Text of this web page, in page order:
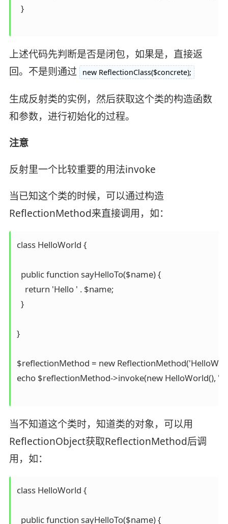
  }
上述代码先判断是否是闭包，如果是，直接返
回。不是则通过
new ReflectionClass($concrete);
生成反射类的实例，然后获取这个类的构造函数
和参数，进行初始化的过程。
注意
反射里一个比较重要的用法invoke
当已知这个类的时候，可以通过构造
ReflectionMethod来直接调用，如：
class HelloWorld {
  public function sayHelloTo($name) {
    return 'Hello ' . $name;
  }
}
$reflectionMethod = new
echo $reflectionMethod->invoke(new HelloWorld(),
当不知道这个类时，知道类的对象，可以用
ReflectionObject获取ReflectionMethod后调
用，如：
class HelloWorld {
  public function sayHelloTo($name) {